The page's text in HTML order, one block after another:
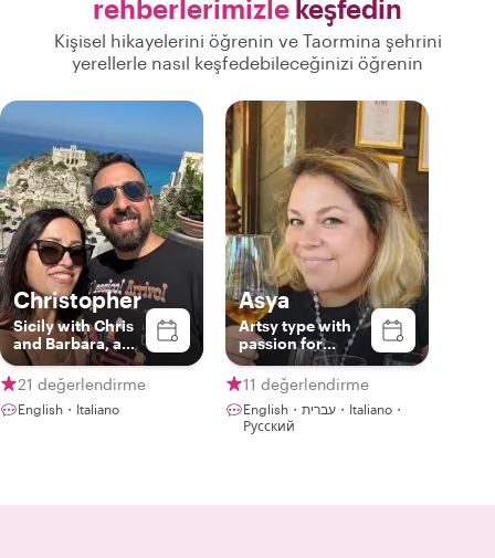
rehberlerimizle keşfedin
Kişisel hikayelerini öğrenin ve Taormina şehrini
yerellerle nasıl keşfedebileceğinizi öğrenin
Christopher
Sicily with Chris
and Barbara, a
real locals!
21 değerlendirme
English・Italiano
Asya
Artsy type with
passion for
history and food
11 değerlendirme
English・עברית・Italiano・
Русский